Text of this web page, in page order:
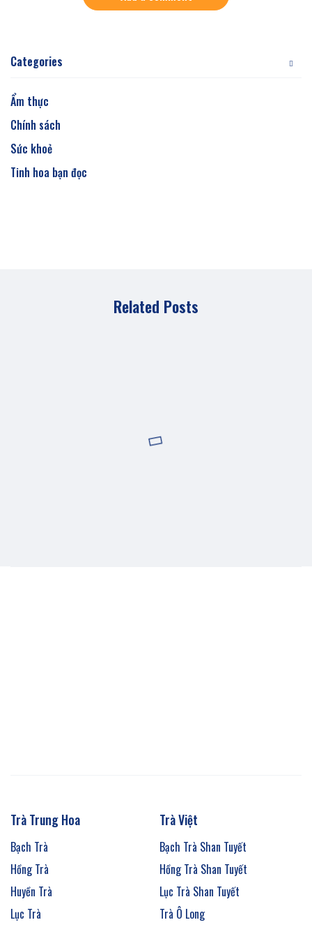
Categories
Ẩm thực
Chính sách
Sức khoẻ
Tinh hoa bạn đọc
Related Posts
Trà Trung Hoa
Bạch Trà
Hồng Trà
Huyền Trà
Lục Trà
Trà Việt
Bạch Trà Shan Tuyết
Hồng Trà Shan Tuyết
Lục Trà Shan Tuyết
Trà Ô Long